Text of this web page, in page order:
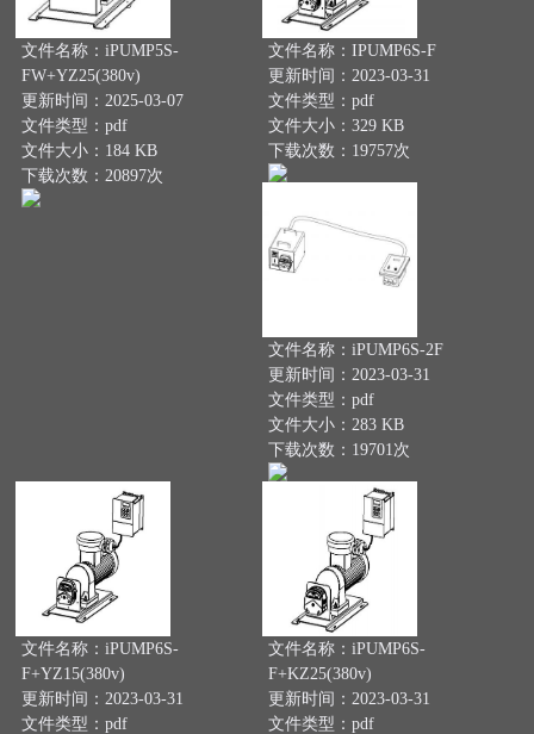
文件名称：iPUMP5S-
FW+YZ25(380v)
更新时间：2025-03-07
文件类型：pdf
文件大小：184 KB
下载次数：20897次
文件名称：IPUMP6S-F
更新时间：2023-03-31
文件类型：pdf
文件大小：329 KB
下载次数：19757次
文件名称：iPUMP6S-2F
更新时间：2023-03-31
文件类型：pdf
文件大小：283 KB
下载次数：19701次
文件名称：iPUMP6S-
F+YZ15(380v)
更新时间：2023-03-31
文件类型：pdf
文件名称：iPUMP6S-
F+KZ25(380v)
更新时间：2023-03-31
文件类型：pdf